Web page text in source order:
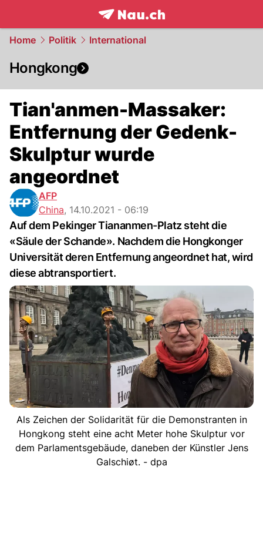
frontpage.NAU.ch
Home Politik International
Hongkong
Tian'anmen-Massaker:
Entfernung der Gedenk-
Skulptur wurde
angeordnet
AFP
China, 14.10.2021 - 06:19
Auf dem Pekinger Tiananmen-Platz steht die
«Säule der Schande». Nachdem die Hongkonger
Universität deren Entfernung angeordnet hat, wird
diese abtransportiert.
Als Zeichen der Solidarität für die Demonstranten in
Hongkong steht eine acht Meter hohe Skulptur vor
dem Parlamentsgebäude, daneben der Künstler Jens
Galschiøt. - dpa